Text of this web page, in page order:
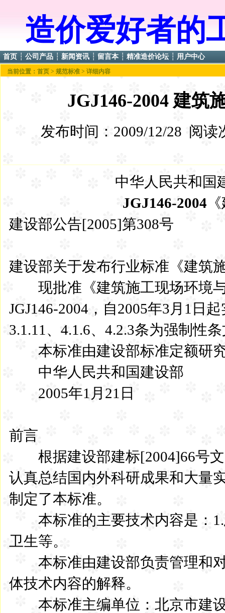
造价爱好者的
首页 ┆ 公司产品 ┆ 新闻资讯 ┆ 留言本 ┆ 精准造价论坛 ┆ 用户中心
当前位置： 首页 > 规范标准 > 详细内容
JGJ146-2004 建筑
发布时间：2009/12/28 阅
中华人民共和
JGJ146-2004
建设部公告[2005]第308号
建设部关于发布行业标准《建筑
现批准《建筑施工现场环境与
JGJ146-2004，自2005年3月1日
3.1.11、4.1.6、4.2.3条为强制性
本标准由建设部标准定额研究
中华人民共和国建设部
2005年1月21日
前言
根据建设部建标[2004]66号文
认真总结国内外科研成果和大量
制定了本标准。
本标准的主要技术内容是：1.
卫生等。
本标准由建设部负责管理和对
体技术内容的解释。
本标准主编单位：北京市建设